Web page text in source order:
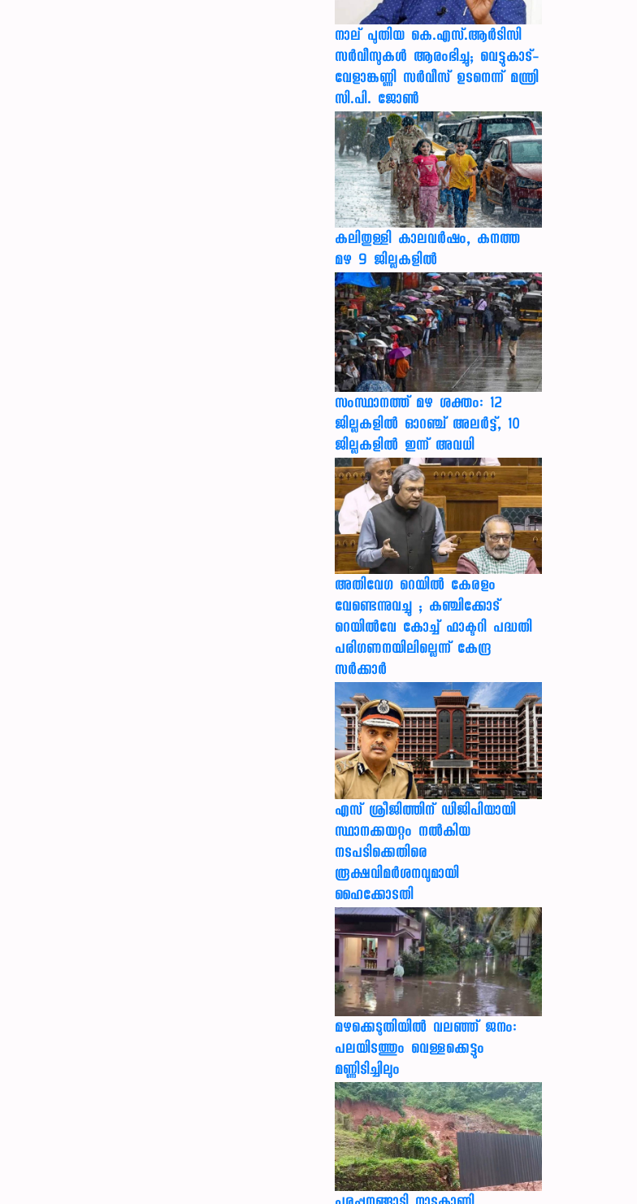
നാല് പുതിയ കെ.എസ്.ആർടിസി
സർവീസുകൾ ആരംഭിച്ചു; വെട്ടുകാട്-
വേളാങ്കണ്ണി സർവീസ് ഉടനെന്ന് മന്ത്രി
സി.പി. ജോൺ
കലിതുള്ളി കാലവർഷം, കനത്ത
മഴ 9 ജില്ലകളിൽ
സംസ്ഥാനത്ത് മഴ ശക്തം: 12
ജില്ലകളിൽ ഓറഞ്ച് അലർട്ട്, 10
ജില്ലകളിൽ ഇന്ന് അവധി
അതിവേഗ റെയിൽ കേരളം
വേണ്ടെന്നുവച്ചു ; കഞ്ചിക്കോട്
റെയിൽവേ കോച്ച് ഫാക്ടറി പദ്ധതി
പരിഗണനയിലില്ലെന്ന് കേന്ദ്ര
സർക്കാർ
എസ് ശ്രീജിത്തിന് ഡിജിപിയായി
സ്ഥാനക്കയറ്റം നൽകിയ
നടപടിക്കെതിരെ
രൂക്ഷവിമർശനവുമായി
ഹൈക്കോടതി
മഴക്കെടുതിയിൽ വലഞ്ഞ് ജനം:
പലയിടത്തും വെള്ളക്കെട്ടും
മണ്ണിടിച്ചിലും